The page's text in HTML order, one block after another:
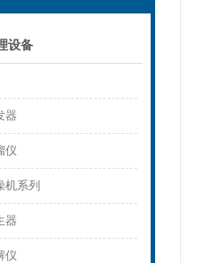
设备
器
仪
机系列
器
仪